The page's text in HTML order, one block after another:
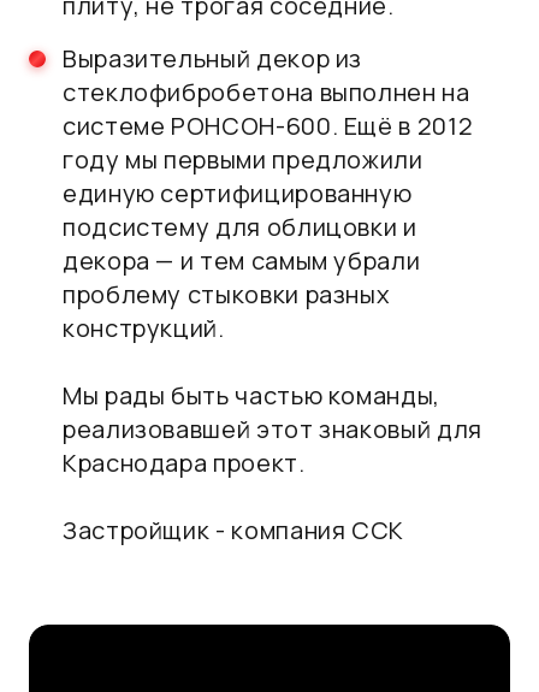
Выразительный декор из
стеклофибробетона выполнен на
системе РОНСОН-600. Ещё в 2012
году мы первыми предложили
единую сертифицированную
подсистему для облицовки и
декора — и тем самым убрали
проблему стыковки разных
конструкций.
Мы рады быть частью команды,
реализовавшей этот знаковый для
Краснодара проект.
Застройщик - компания ССК